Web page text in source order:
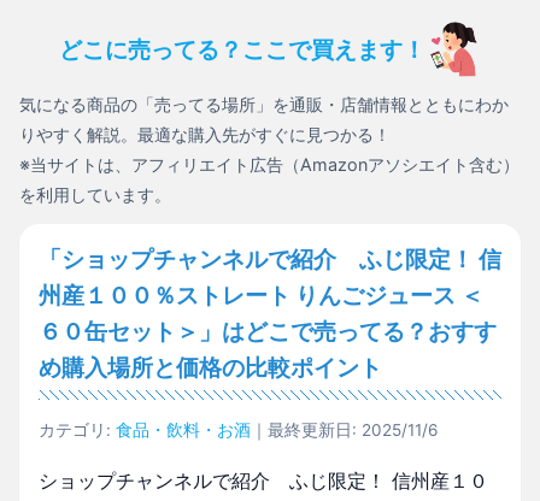
どこに売ってる？ここで買えます！
気になる商品の「売ってる場所」を通販・店舗情報とともにわか
りやすく解説。最適な購入先がすぐに見つかる！
※当サイトは、アフィリエイト広告（Amazonアソシエイト含む）
を利用しています。
「ショップチャンネルで紹介 ふじ限定！ 信
州産１００％ストレート りんごジュース ＜
６０缶セット＞」はどこで売ってる？おすす
め購入場所と価格の比較ポイント
カテゴリ: 食品・飲料・お酒 ｜最終更新日: 2025/11/6
ショップチャンネルで紹介 ふじ限定！ 信州産１０